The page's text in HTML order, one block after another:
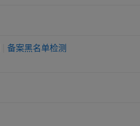
备案黑名单检测